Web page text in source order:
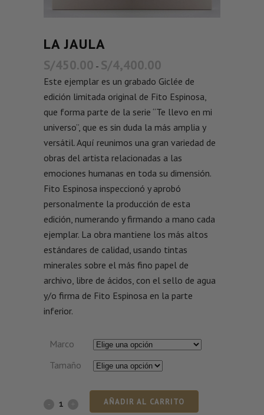
LA JAULA
S/450.00 - S/4,400.00
Este ejemplar es un grabado Giclée de
edición limitada original de Fito Espinosa,
que forma parte de la serie “Te llevo en mi
universo”, que es sin duda la más amplia y
versátil. Aquí reunimos una gran variedad de
obras del artista relacionadas a las
emociones humanas en toda su dimensión.
Fito Espinosa inspeccionó y aprobó
personalmente la producción de esta
edición, numerando y firmando a mano cada
ejemplar. La obra mantiene los más altos
estándares de calidad, usando tintas
minerales sobre el más fino papel de
archivo, libre de ácidos, con el sello de agua
y/o firma de Fito Espinosa en la parte
inferior.
Marco
Tamaño
AÑADIR AL CARRITO